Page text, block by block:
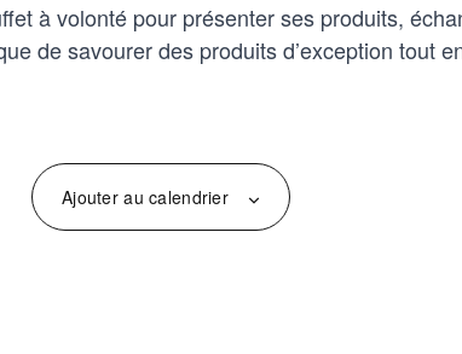
à volonté pour présenter ses produits,
de savourer des produits d’exception tout
Ajouter au calendrier